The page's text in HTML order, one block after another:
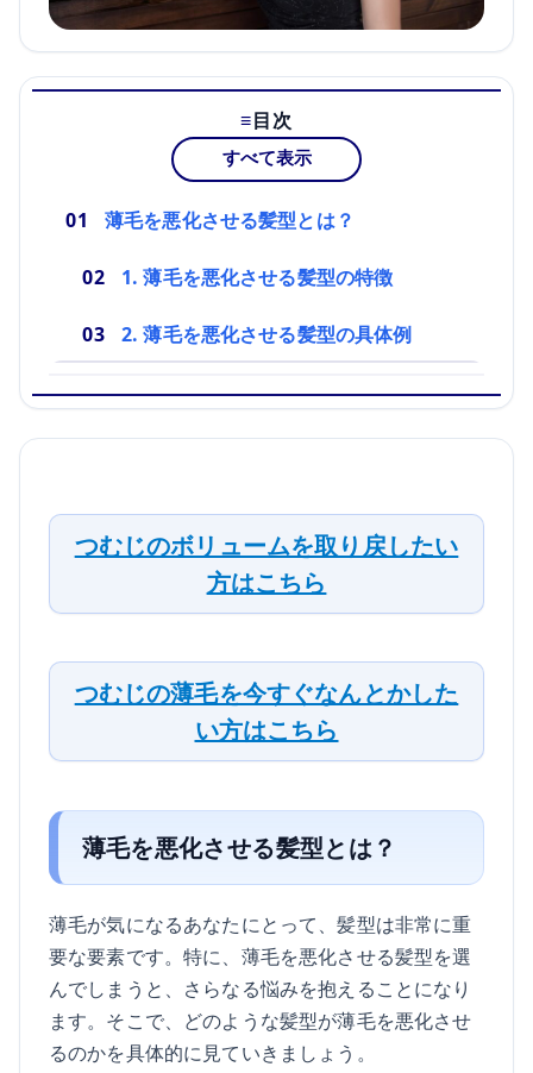
目次
すべて表示
薄毛を悪化させる髪型とは？
1. 薄毛を悪化させる髪型の特徴
2. 薄毛を悪化させる髪型の具体例
つむじのボリュームを取り戻したい
方はこちら
つむじの薄毛を今すぐなんとかした
い方はこちら
薄毛を悪化させる髪型とは？
薄毛が気になるあなたにとって、髪型は非常に重
要な要素です。特に、薄毛を悪化させる髪型を選
んでしまうと、さらなる悩みを抱えることになり
ます。そこで、どのような髪型が薄毛を悪化させ
るのかを具体的に見ていきましょう。